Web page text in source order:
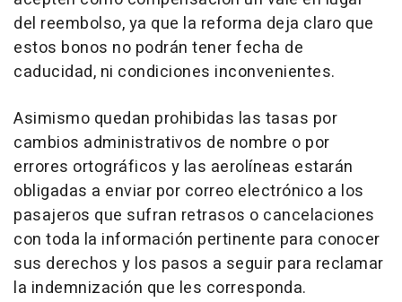
del reembolso, ya que la reforma deja claro que
estos bonos no podrán tener fecha de
caducidad, ni condiciones inconvenientes.
Asimismo quedan prohibidas las tasas por
cambios administrativos de nombre o por
errores ortográficos y las aerolíneas estarán
obligadas a enviar por correo electrónico a los
pasajeros que sufran retrasos o cancelaciones
con toda la información pertinente para conocer
sus derechos y los pasos a seguir para reclamar
la indemnización que les corresponda.